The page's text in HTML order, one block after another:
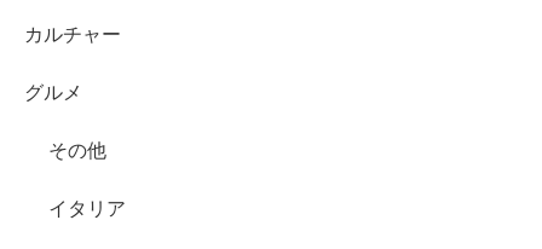
カルチャー
グルメ
その他
イタリア